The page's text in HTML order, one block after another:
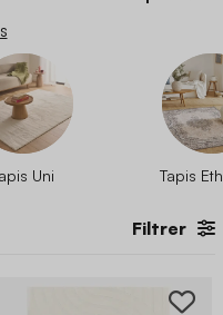
au style ethnique,
des shaggy, rond ou
à petit prix.
Uni Tapis
Filtrer